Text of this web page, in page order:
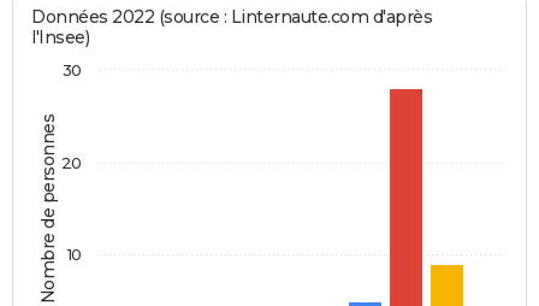
Nombre de personnes
Données 2022 (source : Linternaute.com d'après
l'Insee)
10
20
30